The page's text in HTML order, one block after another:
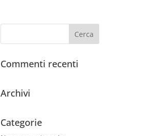
Commenti recenti
Archivi
Categorie